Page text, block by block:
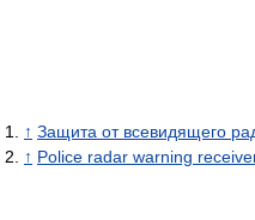
↑ Защита от всевидящего
↑ Police radar warning